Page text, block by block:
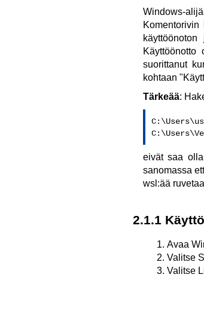
Windows-
suorittanut
kohtaan
Tärkeää:
eivät saa
sanomassa
wsl:ää
2.1.1
Avaa
Valitse
Valitse